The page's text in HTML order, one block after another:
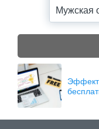
Мужская